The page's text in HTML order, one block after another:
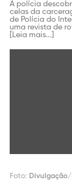
A polícia
celas da
de Polícia do
uma revista de
[Leia mais...]
Foto: Divulgação/